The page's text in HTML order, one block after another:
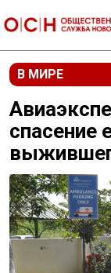
В МИРЕ
спасение